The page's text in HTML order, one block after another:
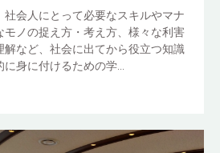
会人にとって必要なスキルやマナ
モノの捉え方・考え方、様々な利害
解など、社会に出てから役立つ知識
身に付けるための学...